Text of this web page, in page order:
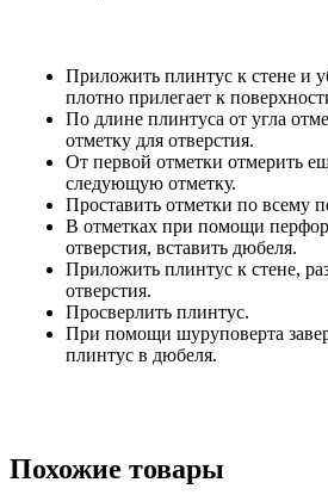
Приложить плинтус к стене и
плотно прилегает к
По длине плинтуса от угла
отметку для отверстия.
От первой отметки отмерить
следующую отметку.
Проставить отметки по всему
В отметках при помощи
отверстия, вставить дюбеля.
Приложить плинтус к стене,
отверстия.
Просверлить плинтус.
При помощи шуруповерта
плинтус в дюбеля.
Похожие товары